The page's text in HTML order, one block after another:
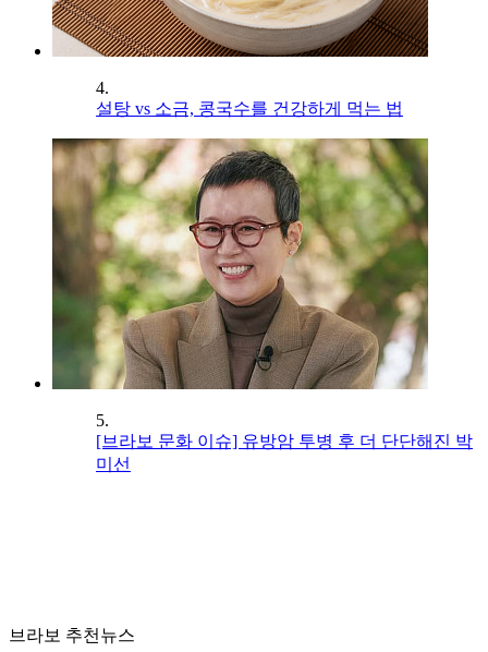
4.
설탕 vs 소금, 콩국수를 건강하게 먹는 법
5.
[브라보 문화 이슈] 유방암 투병 후 더 단단해진 박
미선
브라보 추천뉴스